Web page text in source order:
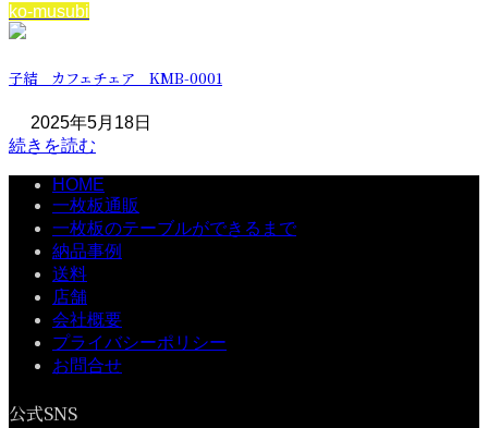
ko-musubi
子結 カフェチェア KMB-0001
2025年5月18日
続きを読む
HOME
一枚板通販
一枚板のテーブルができるまで
納品事例
送料
店舗
会社概要
プライバシーポリシー
お問合せ
公式SNS